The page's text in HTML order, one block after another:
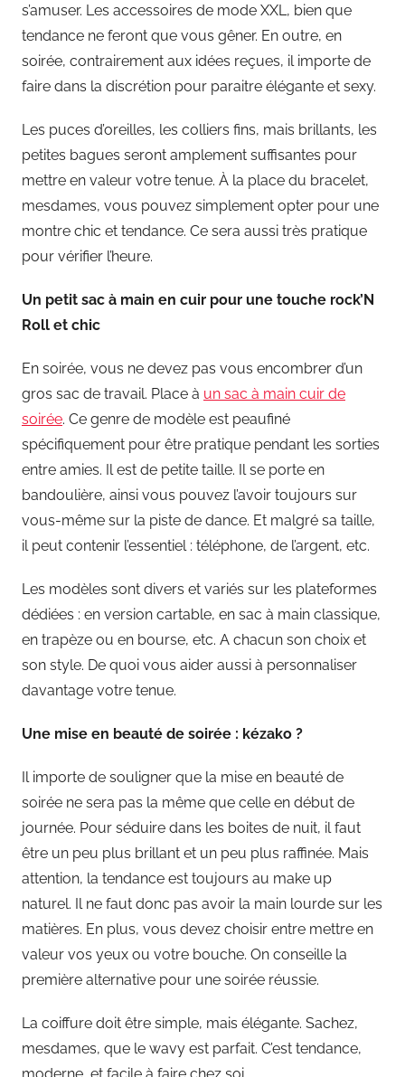
s’amuser. Les accessoires de mode XXL, bien que
tendance ne feront que vous gêner. En outre, en
soirée, contrairement aux idées reçues, il importe de
faire dans la discrétion pour paraitre élégante et sexy.
Les puces d’oreilles, les colliers fins, mais brillants, les
petites bagues seront amplement suffisantes pour
mettre en valeur votre tenue. À la place du bracelet,
mesdames, vous pouvez simplement opter pour une
montre chic et tendance. Ce sera aussi très pratique
pour vérifier l’heure.
Un petit sac à main en cuir pour une touche rock’N
Roll et chic
En soirée, vous ne devez pas vous encombrer d’un
gros sac de travail. Place à un sac à main cuir de
soirée. Ce genre de modèle est peaufiné
spécifiquement pour être pratique pendant les sorties
entre amies. Il est de petite taille. Il se porte en
bandoulière, ainsi vous pouvez l’avoir toujours sur
vous-même sur la piste de dance. Et malgré sa taille,
il peut contenir l’essentiel : téléphone, de l’argent, etc.
Les modèles sont divers et variés sur les plateformes
dédiées : en version cartable, en sac à main classique,
en trapèze ou en bourse, etc. A chacun son choix et
son style. De quoi vous aider aussi à personnaliser
davantage votre tenue.
Une mise en beauté de soirée : kézako ?
Il importe de souligner que la mise en beauté de
soirée ne sera pas la même que celle en début de
journée. Pour séduire dans les boites de nuit, il faut
être un peu plus brillant et un peu plus raffinée. Mais
attention, la tendance est toujours au make up
naturel. Il ne faut donc pas avoir la main lourde sur les
matières. En plus, vous devez choisir entre mettre en
valeur vos yeux ou votre bouche. On conseille la
première alternative pour une soirée réussie.
La coiffure doit être simple, mais élégante. Sachez,
mesdames, que le wavy est parfait. C’est tendance,